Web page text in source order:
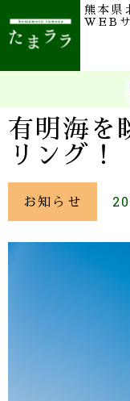
熊本県
WEB
有明海を
リング！
お知らせ